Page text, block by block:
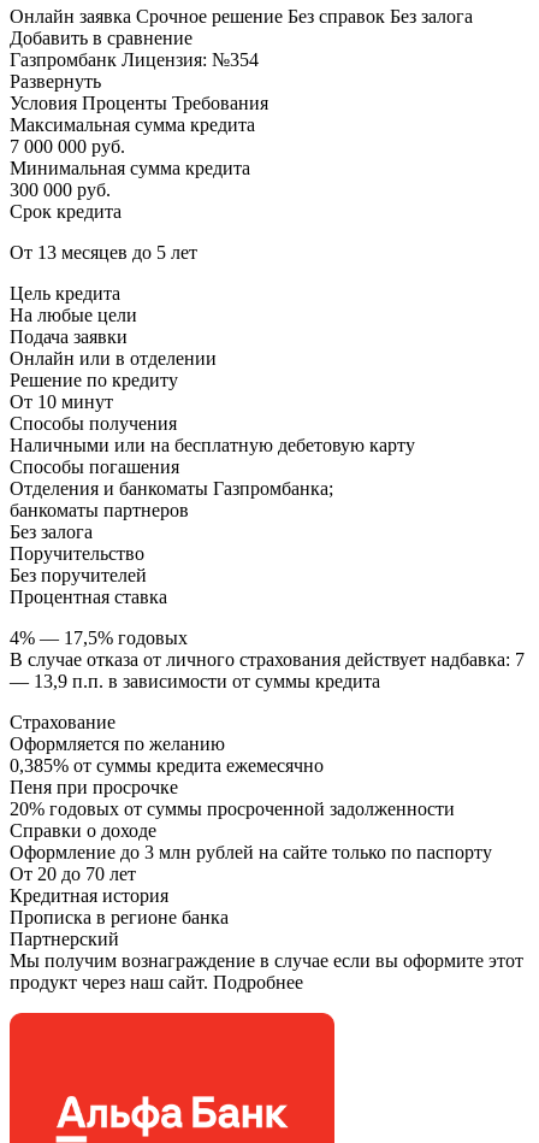
Онлайн заявка Срочное решение Без справок Без залога
Добавить в сравнение
Газпромбанк Лицензия: №354
Развернуть
Условия Проценты Требования
Максимальная сумма кредита
7 000 000 руб.
Минимальная сумма кредита
300 000 руб.
Срок кредита
От 13 месяцев до 5 лет
Цель кредита
На любые цели
Подача заявки
Онлайн или в отделении
Решение по кредиту
От 10 минут
Способы получения
Наличными или на бесплатную дебетовую карту
Способы погашения
Отделения и банкоматы Газпромбанка;
банкоматы партнеров
Без залога
Поручительство
Без поручителей
Процентная ставка
4% — 17,5% годовых
В случае отказа от личного страхования действует надбавка: 7
— 13,9 п.п. в зависимости от суммы кредита
Страхование
Оформляется по желанию
0,385% от суммы кредита ежемесячно
Пеня при просрочке
20% годовых от суммы просроченной задолженности
Справки о доходе
Оформление до 3 млн рублей на сайте только по паспорту
От 20 до 70 лет
Кредитная история
Прописка в регионе банка
Партнерский
Мы получим вознаграждение в случае если вы оформите этот
продукт через наш сайт. Подробнее